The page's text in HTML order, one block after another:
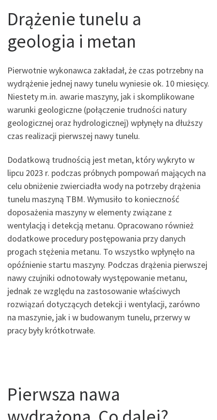
Drążenie tunelu a
geologia i metan
Pierwotnie wykonawca zakładał, że czas potrzebny na
wydrążenie jednej nawy tunelu wyniesie ok. 10 miesięcy.
Niestety m.in. awarie maszyny, jak i skomplikowane
warunki geologiczne (połączenie trudności natury
geologicznej oraz hydrologicznej) wpłynęły na dłuższy
czas realizacji pierwszej nawy tunelu.
Dodatkową trudnością jest metan, który wykryto w
lipcu 2023 r. podczas próbnych pompowań mających na
celu obniżenie zwierciadła wody na potrzeby drążenia
tunelu maszyną TBM. Wymusiło to konieczność
doposażenia maszyny w elementy związane z
wentylacją i detekcją metanu. Opracowano również
dodatkowe procedury postępowania przy danych
progach stężenia metanu. To wszystko wpłynęło na
opóźnienie startu maszyny. Podczas drążenia pierwszej
nawy czujniki odnotowały występowanie metanu,
jednak ze względu na zastosowanie właściwych
rozwiązań dotyczących detekcji i wentylacji, zarówno
na maszynie, jak i w budowanym tunelu, przerwy w
pracy były krótkotrwałe.
Pierwsza nawa